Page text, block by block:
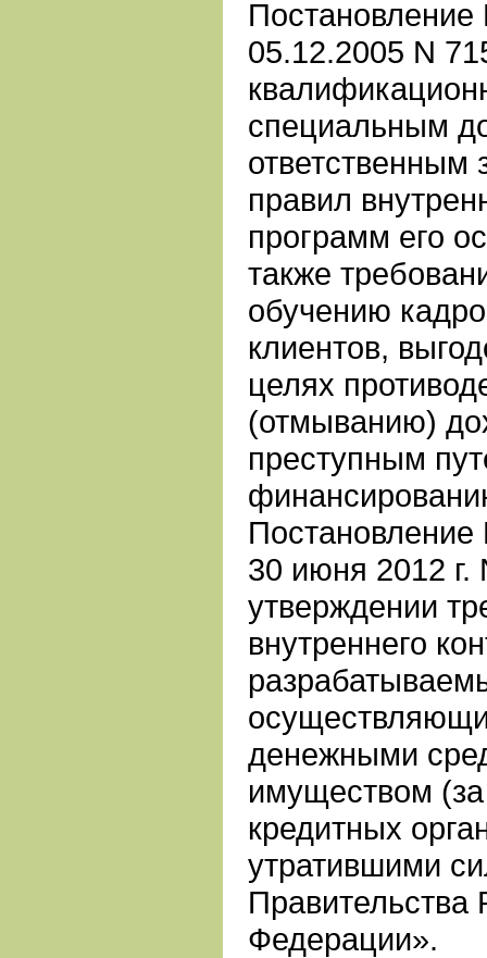
Постановление
05.12.2005 N
специальным
ответственным
правил
программ его
также
обучению
клиентов,
целях
(отмыванию)
преступным
Постановление
30 июня 2012
утверждении
внутреннего
денежными
имуществом
кредитных
утратившими
Правительства
Федерации».